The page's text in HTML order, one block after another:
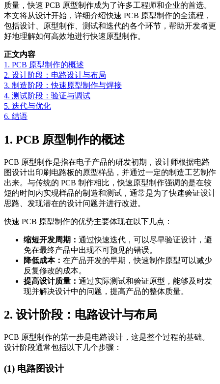
质量，快速 PCB 原型制作成为了许多工程师和企业的首选。
本文将从设计开始，详细介绍快速 PCB 原型制作的全流程，
包括设计、原型制作、测试和迭代的各个环节，帮助开发者更
好地理解如何高效地进行快速原型制作。
正文内容
1. PCB 原型制作的概述
2. 设计阶段：电路设计与布局
3. 制造阶段：快速原型制作与焊接
4. 测试阶段：验证与调试
5. 迭代与优化
6. 结语
1. PCB 原型制作的概述
PCB 原型制作是指在电子产品的研发初期，设计师根据电路
图设计出印刷电路板的原型样品，并通过一定的制造工艺制作
出来。与传统的 PCB 制作相比，快速原型制作强调的是在较
短的时间内实现样品的制造和测试，通常是为了快速验证设计
思路、发现潜在的设计问题并进行改进。
快速 PCB 原型制作的优势主要体现在以下几点：
缩短开发周期： 通过快速迭代，可以尽早验证设计，避
免在最终产品中出现不可预见的错误。
降低成本： 在产品开发的早期，快速制作原型可以减少
反复修改的成本。
提高设计质量： 通过实际测试和验证原型，能够及时发
现并解决设计中的问题，提高产品的整体质量。
2. 设计阶段：电路设计与布局
PCB 原型制作的第一步是电路设计，这是整个过程的基础。
设计阶段通常包括以下几个步骤：
(1) 电路图设计